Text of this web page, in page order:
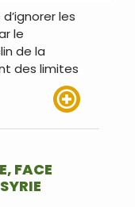
les
le
de la
des limites
FACE